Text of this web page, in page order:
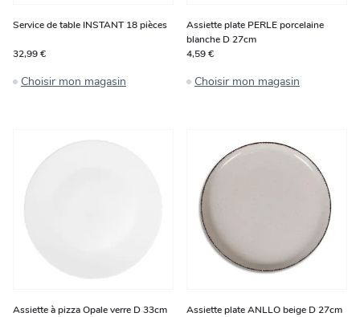
Service de table INSTANT 18 pièces
32,99 €
Choisir mon magasin
Assiette plate PERLE porcelaine
blanche D 27cm
4,59 €
Choisir mon magasin
Assiette à pizza Opale verre D 33cm
Assiette plate ANLLO beige D 27cm